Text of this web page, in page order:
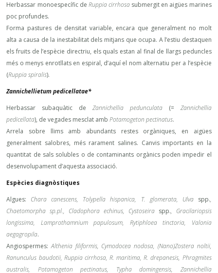
Herbassar monoespecífic de Ruppia cirrhosa submergit en aigües marines
poc profundes.
Forma pastures de densitat variable, encara que generalment no molt
alta a causa de la inestabilitat dels mitjans que ocupa. A l’estiu destaquen
els fruits de l’espècie directriu, els quals estan al final de llargs peduncles
més o menys enrotllats en espiral, d’aquí el nom alternatiu per a l’espècie
(Ruppia spiralis).
Zannichellietum pedicellatae*
Herbassar subaquàtic de Zannichellia pedunculata(= Zannichellia
pedicellata), de vegades mesclat ambPotamogeton pectinatus.
Arrela sobre llims amb abundants restes orgàniques, en aigües
generalment salobres, més rarament salines. Canvis importants en la
quantitat de sals solubles o de contaminants orgànics poden impedir el
desenvolupament d’aquesta associació.
Espècies diagnòstiques
Algues: Chara canescens, Tolypella hispanica, T. glomerata, Ulva spp.,
Chaetomorpha sp.pl., Cladophora echinus, Cystoseira spp., Gracilariopsis
longissima, Lamprothamnium papulosum, Rytiphloea tinctoria, Valonia
aegagropila.
Angiospermes:Althenia filiformis, Cymodocea nodosa, (Nano)Zostera noltii,
Ranunculus baudotii, Ruppia cirrhosa, R. maritima, R. drepanesis, Phragmites
australis, Potamogeton pectinatus, Typha domingensis, Zannichellia